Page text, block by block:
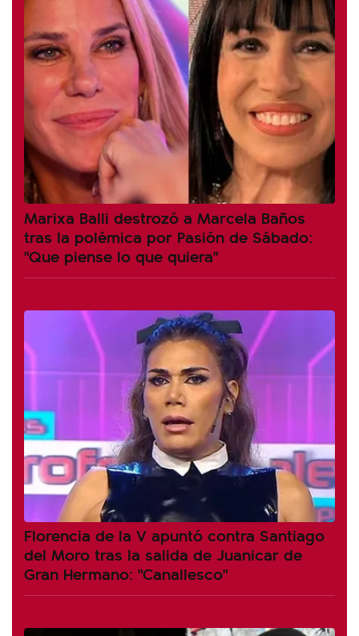
Marixa Balli destrozó a Marcela Baños
tras la polémica por Pasión de Sábado:
"Que piense lo que quiera"
Florencia de la V apuntó contra Santiago
del Moro tras la salida de Juanicar de
Gran Hermano: "Canallesco"